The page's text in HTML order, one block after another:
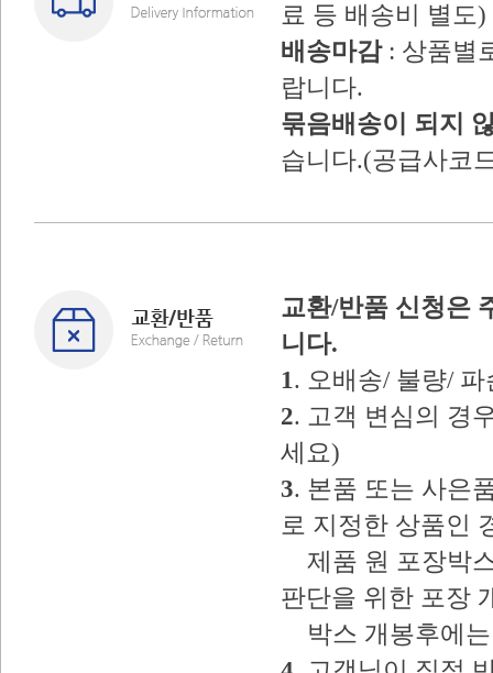
료 등 배송비 별도)
배송마감: 상품별
랍니다.
묶음배송이 되지
습니다.(공급사코
교환/반품 신청은
니다.
1. 오배송/ 불량/
2. 고객 변심의 경
세요)
3. 본품 또는 사은
로 지정한 상품인
제품 원 포장박
판단을 위한 포장
박스 개봉후에는